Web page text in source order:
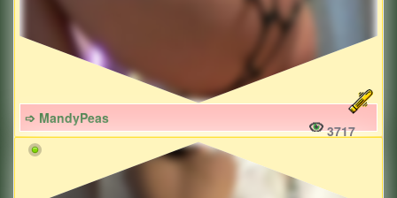
➩ MandyPeas
3717